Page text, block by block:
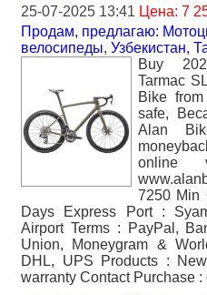
25-07-2025 13:41 Цена: 7
Продам, предлагаю:
велосипеды, Узбекистан,
Buy
Tarmac
Bike
safe,
Alan
online
7250 Min
Days Express Port :
Airport Terms : PayPal,
Union, Moneygram &
DHL, UPS Products :
warranty Contact Purchase